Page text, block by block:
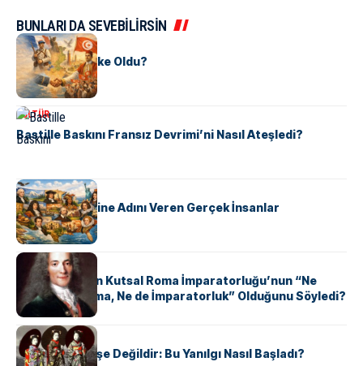
BUNLARI DA SEVEBİLİRSİN
KÜLTÜR
Tunus Nasıl Ülke Oldu?
KÜLTÜR
Bastille Baskını Fransız Devrimi’ni Nasıl Ateşledi?
KÜLTÜR
ABD Eyaletlerine Adını Veren Gerçek İnsanlar
KÜLTÜR
Voltaire Neden Kutsal Roma İmparatorluğu’nun “Ne
Kutsal, Ne Roma, Ne de İmparatorluk” Olduğunu Söyledi?
KÜLTÜR
Geyşalar Fahişe Değildir: Bu Yanılgı Nasıl Başladı?